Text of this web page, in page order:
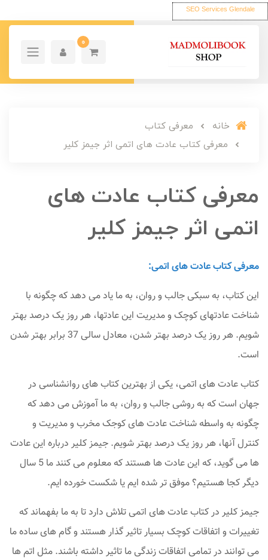
SEO Services Glendale
0
خانه
معرفی کتاب
معرفی کتاب عادت های اتمی اثر جیمز کلیر
معرفی کتاب عادت های
اتمی اثر جیمز کلیر
معرفی کتاب عادت های اتمی:
این کتاب، به سبکی جالب و روان، به ما یاد می دهد که چگونه با
شناخت عادتهای کوچک و مدیریت این عادتها، هر روز یک درصد بهتر
شویم. هر روز یک درصد بهتر شدن، معادل سالی 37 برابر بهتر شدن
است.
کتاب عادت های اتمی، یکی از بهترین کتاب های روانشناسی در
جهان است که به روشی جالب و روان، به ما آموزش می دهد که
چگونه به واسطه شناخت عادت های کوجک مخرب و مدیریت و
کنترل آنها، هر روز یک درصد بهتر شویم. جیمز کلیر درباره این عادت
ها می گوید، که این عادت ها هستند که معلوم می کنند ما 5 سال
دیگر کجا هستیم؟ موفق تر شده ایم یا شکست خورده ایم.
جیمز کلیر در کتاب عادت های اتمی تلاش دارد تا به ما بفهماند که
تغییرات و اتفاقات کوچک بسیار تاثیر گذار هستند و گام های ساده ما
می توانند در تمامی اتفاقات زندگی ما تاثیر داشته باشند. مثل اتم ها